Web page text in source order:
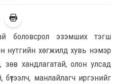
боловсрол эзэмших тэгш
нутгийн хөгжилд хувь нэмэр
зөв хандлагатай, олон улсад
манлайлагч иргэнийг